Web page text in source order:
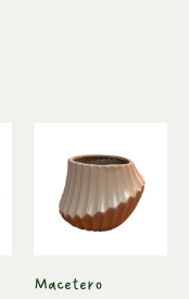
producto
múltiples
LasMacetero